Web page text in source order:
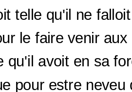
telle qu'il ne
le faire venir
qu'il avoit en sa
pour estre